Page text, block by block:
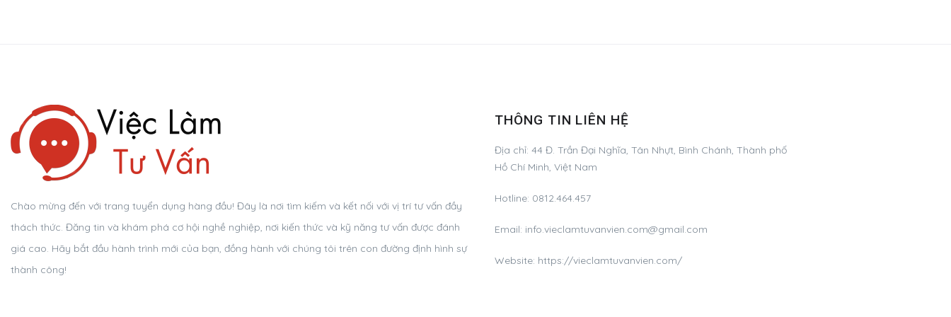
Chào mừng đến với trang tuyển dụng hàng đầu! Đây là nơi tìm kiếm và kết nối với vị trí tư vấn đầy
thách thức. Đăng tin và khám phá cơ hội nghề nghiệp, nơi kiến thức và kỹ năng tư vấn được đánh
giá cao. Hãy bắt đầu hành trình mới của bạn, đồng hành với chúng tôi trên con đường định hình sự
thành công!
THÔNG TIN LIÊN HỆ
Địa chỉ: 44 Đ. Trần Đại Nghĩa, Tân Nhựt, Bình Chánh, Thành phố
Hồ Chí Minh, Việt Nam
Hotline: 0812.464.457
Email: info.vieclamtuvanvien.com@gmail.com
Website: https://vieclamtuvanvien.com/